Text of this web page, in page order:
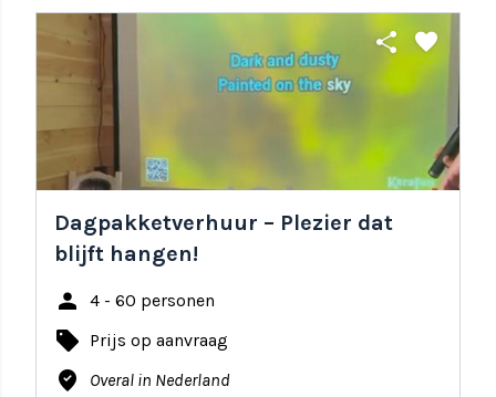
share favorite
Dagpakketverhuur – Plezier dat
blijft hangen!
person 4 - 60 personen
local_offer Prijs op aanvraag
where_to_vote Overal in Nederland